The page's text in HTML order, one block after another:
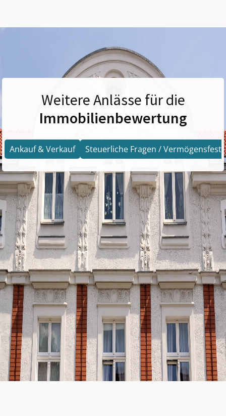
Weitere Anlässe für die
Immobilienbewertung
Ankauf & Verkauf Steuerliche Fragen /